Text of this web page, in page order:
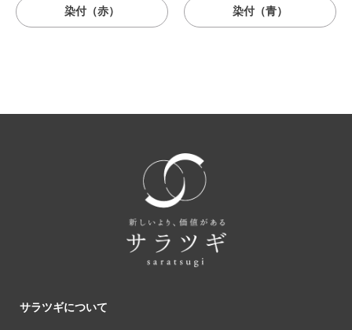
染付（赤） 染付（青）
サラツギについて